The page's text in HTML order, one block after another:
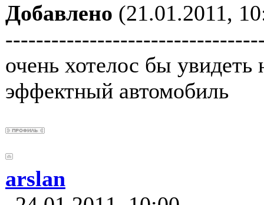
Добавлено (21.01.2011,
очень хотелос бы
эффектный автомобиль
arslan